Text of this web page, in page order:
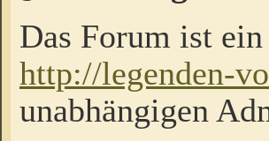
Das Forum ist
http://legenden-
unabhängigen